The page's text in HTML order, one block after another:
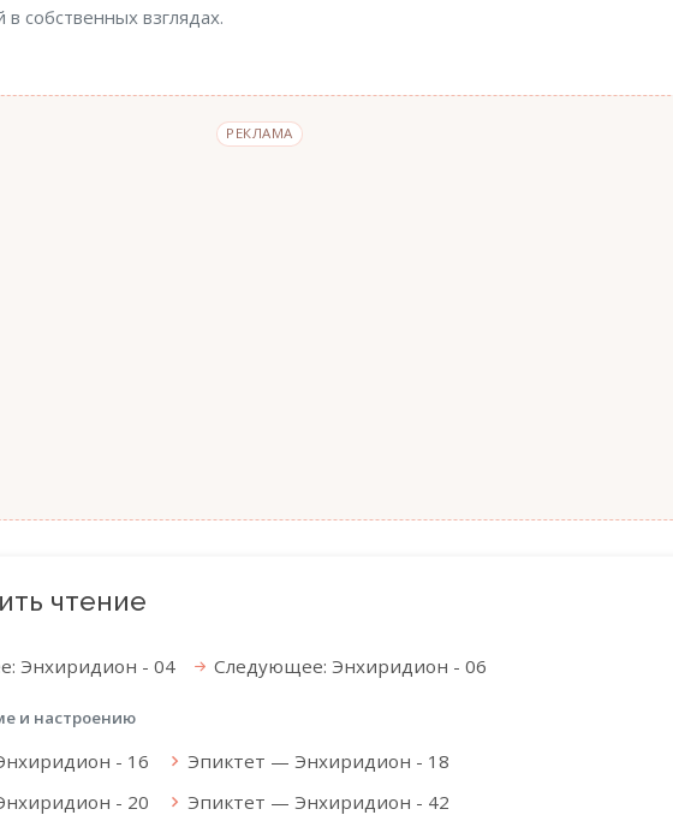
собственных взглядах.
РЕКЛАМА
чтение
Энхиридион - 04 Следующее: Энхиридион - 06
и настроению
- 16
Эпиктет — Энхиридион - 18
- 20
Эпиктет — Энхиридион - 42